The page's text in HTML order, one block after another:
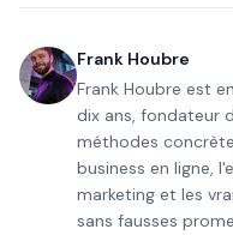
Frank Houbre
Frank Houbre est
dix ans, fondateur
méthodes
business en ligne,
marketing et les
sans fausses